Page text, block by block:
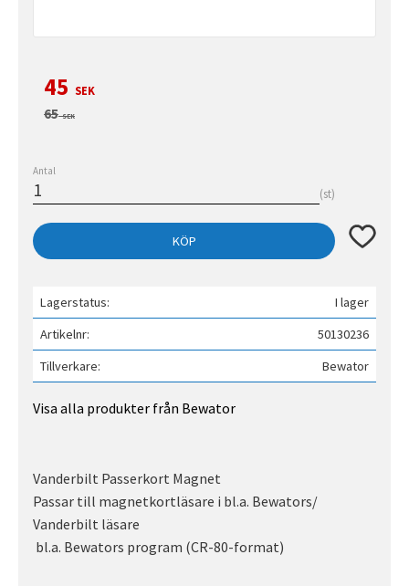
Nedsatt pris:
45 SEK
Ordinarie pris:
65SEK
Antal
st
KÖP Lägg till
Lagerstatus
I lager
Artikelnr
50130236
Tillverkare
Bewator
Visa alla produkter från Bewator
Vanderbilt Passerkort Magnet
Passar till magnetkortläsare i bl.a. Bewators/
Vanderbilt läsare
bl.a. Bewators program (CR-80-format)